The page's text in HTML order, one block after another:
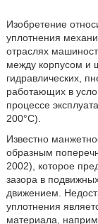
Изобретение
уплотнения
отраслях
между корпусом и
гидравлических,
работающих в
процессе
200°C).
Известно
образным
2002), которое
зазора в
движением.
уплотнения
материала,